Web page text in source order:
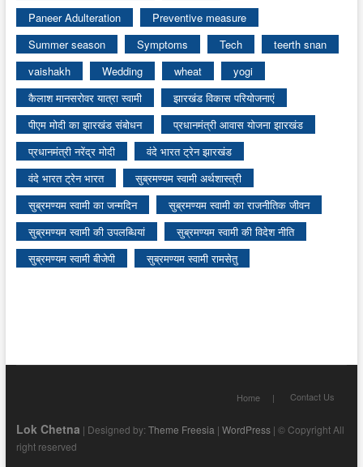
Paneer Adulteration
Preventive measure
Summer season
Symptoms Tech
teerth snan
vaishakh
Wedding wheat
yogi
कैलाश मानसरोवर यात्रा स्वामी
झारखंड विकास परियोजनाएं
पीएम मोदी का झारखंड संबोधन
प्रधानमंत्री आवास योजना झारखंड
प्रधानमंत्री नरेंद्र मोदी
वंदे भारत ट्रेन झारखंड
वंदे भारत ट्रेन भारत
सुब्रमण्यम स्वामी अर्थशास्त्री
सुब्रमण्यम स्वामी का जन्मदिन
सुब्रमण्यम स्वामी का राजनीतिक जीवन
सुब्रमण्यम स्वामी की उपलब्धियां
सुब्रमण्यम स्वामी की विदेश नीति
सुब्रमण्यम स्वामी बीजेपी
सुब्रमण्यम स्वामी रामसेतु
Home Contact Us
Lok Chetna | Designed by: Theme Freesia | WordPress| © Copyright All
right reserved